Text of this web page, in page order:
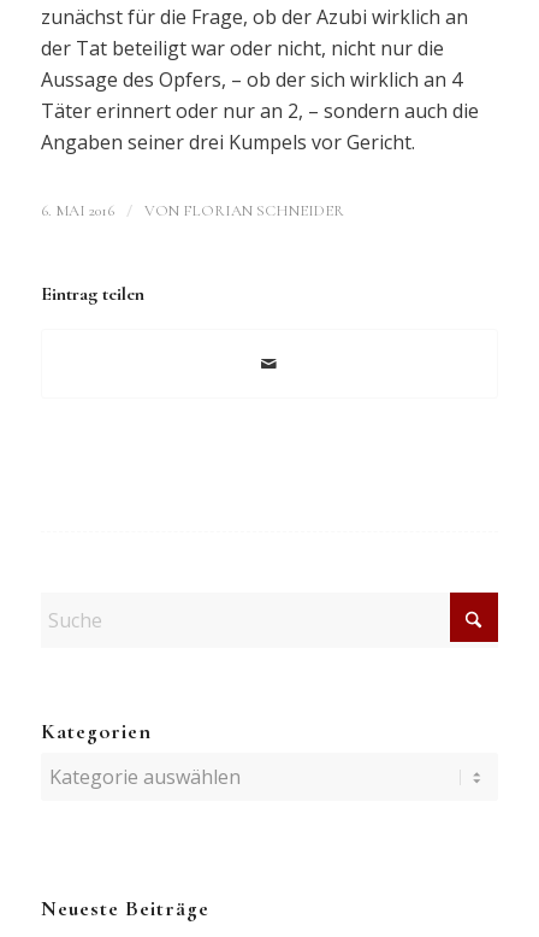
zunächst für die Frage, ob der Azubi wirklich an
der Tat beteiligt war oder nicht, nicht nur die
Aussage des Opfers, – ob der sich wirklich an 4
Täter erinnert oder nur an 2, – sondern auch die
Angaben seiner drei Kumpels vor Gericht.
6. MAI 2016 / VON FLORIAN SCHNEIDER
Eintrag teilen
Kategorien
Kategorien
Neueste Beiträge